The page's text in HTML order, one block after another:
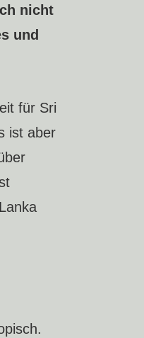
nicht
und
für Sri
ist aber